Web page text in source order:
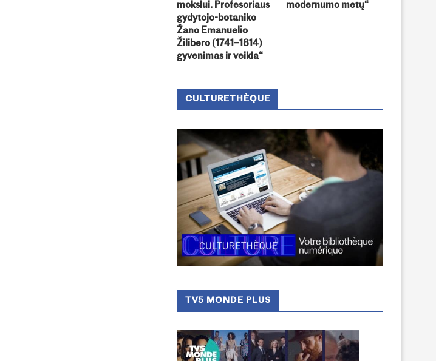
mokslui. Profesoriaus
gydytojo-botaniko
Žano Emanuelio
Žilibero (1741–1814)
gyvenimas ir veikla“
modernumo metų“
CULTURETHÈQUE
TV5 MONDE PLUS